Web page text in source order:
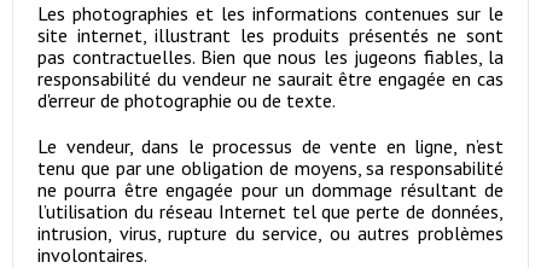
Les photographies et les informations contenues sur le
site internet, illustrant les produits présentés ne sont
pas contractuelles. Bien que nous les jugeons fiables, la
responsabilité du vendeur ne saurait être engagée en cas
d'erreur de photographie ou de texte.
Le vendeur, dans le processus de vente en ligne, n’est
tenu que par une obligation de moyens, sa responsabilité
ne pourra être engagée pour un dommage résultant de
l’utilisation du réseau Internet tel que perte de données,
intrusion, virus, rupture du service, ou autres problèmes
involontaires.